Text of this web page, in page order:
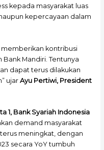
kepada masyarakat luas
kepercayaan dalam
kontribusi
Mandiri. Tentunya
dapat terus dilakukan
ujarAyu Pertiwi, President
1, Bank Syariah Indonesia
demand masyarakat
meningkat, dengan
secara YoY tumbuh